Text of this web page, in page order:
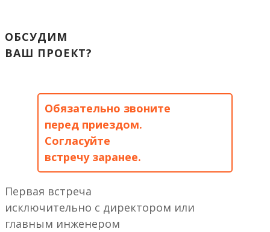
ОБСУДИМ
ВАШ ПРОЕКТ?
Обязательно звоните
перед приездом.
Согласуйте
встречу заранее.
Первая встреча
исключительно с директором или
главным инженером